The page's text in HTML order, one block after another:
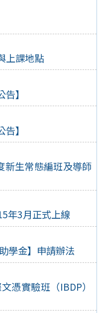
上課地點
】
】
新生常態編班及導師
年3月正式上線
學金】申請辦法
憑實驗班（IBDP）